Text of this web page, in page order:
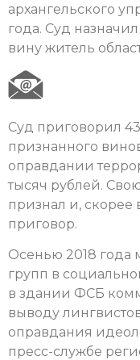
архангельского
года. Суд
вину житель
Суд приговорил
признанного
оправдании
тысяч рублей.
признал и, скорее
приговор.
Осенью 2018 года
групп в
в здании ФСБ
выводу
оправдания
пресс-службе